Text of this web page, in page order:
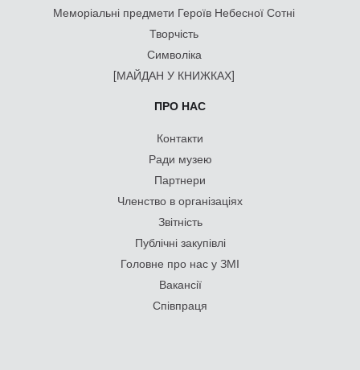
Меморіальні предмети Героїв Небесної Сотні
Творчість
Символіка
[МАЙДАН У КНИЖКАХ]
ПРО НАС
Контакти
Ради музею
Партнери
Членство в організаціях
Звітність
Публічні закупівлі
Головне про нас у ЗМІ
Вакансії
Співпраця